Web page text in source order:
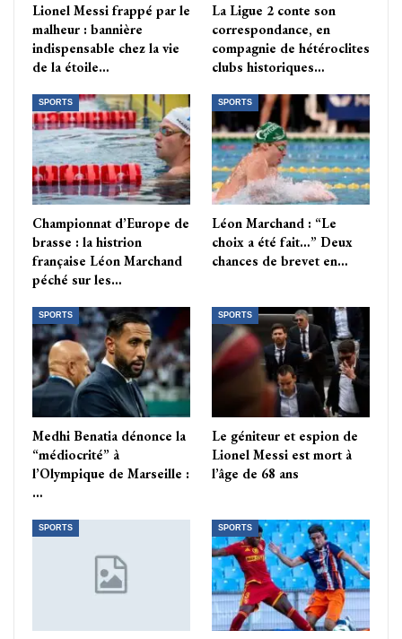
Lionel Messi frappé par le
malheur : bannière
indispensable chez la vie
de la étoile…
La Ligue 2 conte son
correspondance, en
compagnie de hétéroclites
clubs historiques…
SPORTS
Championnat d’Europe de
brasse : la histrion
française Léon Marchand
péché sur les…
SPORTS
Léon Marchand : “Le
choix a été fait…” Deux
chances de brevet en…
SPORTS
Medhi Benatia dénonce la
“médiocrité” à
l’Olympique de Marseille :
…
SPORTS
Le géniteur et espion de
Lionel Messi est mort à
l’âge de 68 ans
SPORTS SPORTS